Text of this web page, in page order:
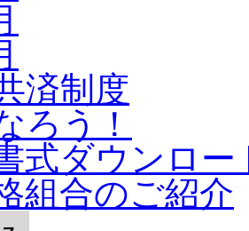
済制度
ろう！
式ダウンロー
組合のご紹介